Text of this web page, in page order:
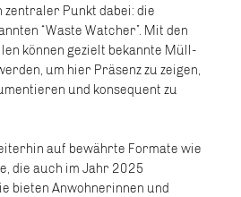
zentraler Punkt dabei: die
“Waste Watcher”. Mit den
können gezielt bekannte Müll-
um hier Präsenz zu zeigen,
und konsequent zu
auf bewährte Formate wie
die auch im Jahr 2025
bieten Anwohnerinnen und